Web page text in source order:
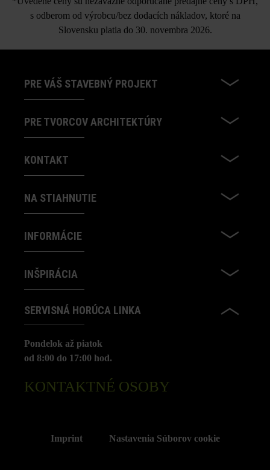
s odberom od výrobcu/bez dodacích nákladov, ktoré na
Slovensku platia do 30. novembra 2026.
PRE VÁŠ STAVEBNÝ PROJEKT
PRE TVORCOV ARCHITEKTÚRY
KONTAKT
NA STIAHNUTIE
INFORMÁCIE
INŠPIRÁCIA
SERVISNÁ HORÚCA LINKA
Pondelok až piatok
od 8:00 do 17:00 hod.
KONTAKTNÉ OSOBY
Imprint Nastavenia Súborov cookie